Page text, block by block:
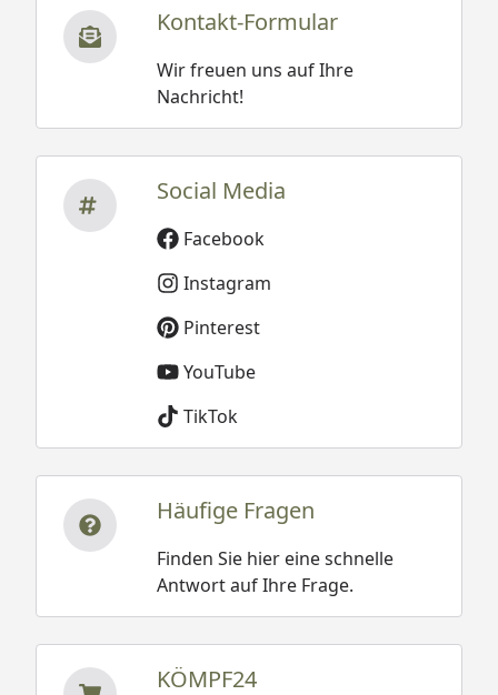
Kontakt-Formular
Wir freuen uns auf Ihre
Nachricht!
Social Media
Facebook
Instagram
Pinterest
YouTube
TikTok
Häufige Fragen
Finden Sie hier eine schnelle
Antwort auf Ihre Frage.
KÖMPF24